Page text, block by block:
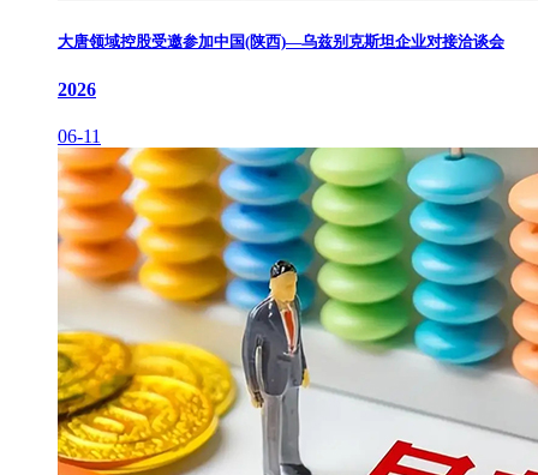
大唐领域控股受邀参加中国(陕西)—乌兹别克斯坦企业对接洽谈会
2026
06-11